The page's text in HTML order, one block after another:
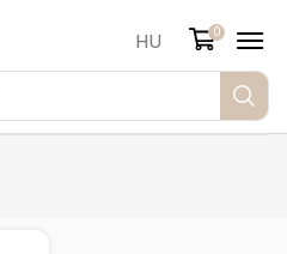
HU 0